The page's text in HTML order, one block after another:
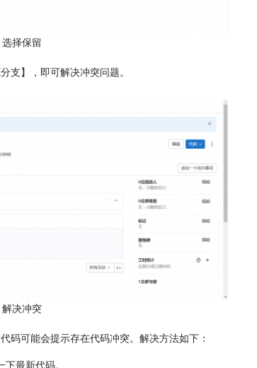
选择保留
支】，即可解决冲突问题。
解决冲突
码可能会提示存在代码冲突。解决方法如下：
最新代码。